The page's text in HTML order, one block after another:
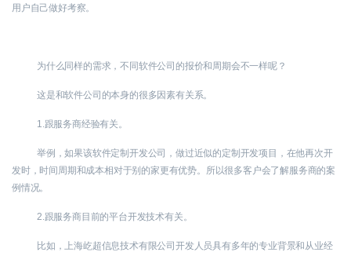
用户自己做好考察。
为什么同样的需求，不同软件公司的报价和周期会不一样呢？
这是和软件公司的本身的很多因素有关系。
1.跟服务商经验有关。
举例，如果该软件定制开发公司，做过近似的定制开发项目，在他再次开
发时，时间周期和成本相对于别的家更有优势。所以很多客户会了解服务商的案
例情况。
2.跟服务商目前的平台开发技术有关。
比如，上海屹超信息技术有限公司开发人员具有多年的专业背景和从业经